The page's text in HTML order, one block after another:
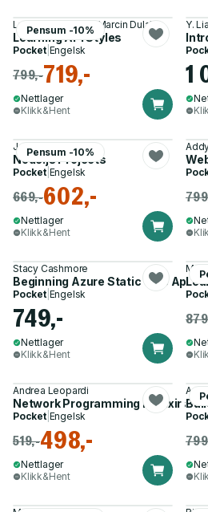
Pensum -10%
Lukasz Dynowski, Marcin Dulak
Learning API Styles
Pocket| Engelsk
799,-719,-
Nettlager
Klikk&Hent
Y.
1
Pensum -10%
Jon Wexler
Node.js Projects
Pocket| Engelsk
669,-602,-
Nettlager
Klikk&Hent
Stacy Cashmore
Beginning Azure Static Web Apps
Pocket| Engelsk
749,-
Nettlager
Klikk&Hent
Andrea Leopardi
Network Programming in Elixir and
Pocket| Engelsk
519,-498,-
Nettlager
Klikk&Hent